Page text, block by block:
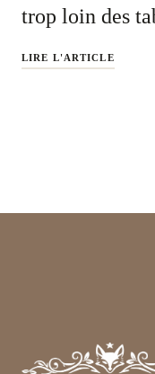
trop loin des
LIRE L'ARTICLE